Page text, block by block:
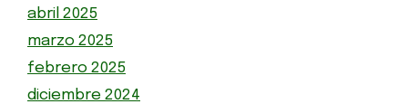
abril 2025
marzo 2025
febrero 2025
diciembre 2024